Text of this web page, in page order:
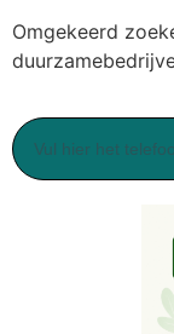
Omgekeerd